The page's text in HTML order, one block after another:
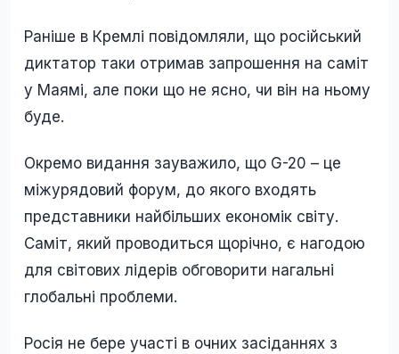
Раніше в Кремлі повідомляли, що російський
диктатор таки отримав запрошення на саміт
у Маямі, але поки що не ясно, чи він на ньому
буде.
Окремо видання зауважило, що G-20 – це
міжурядовий форум, до якого входять
представники найбільших економік світу.
Саміт, який проводиться щорічно, є нагодою
для світових лідерів обговорити нагальні
глобальні проблеми.
Росія не бере участі в очних засіданнях з